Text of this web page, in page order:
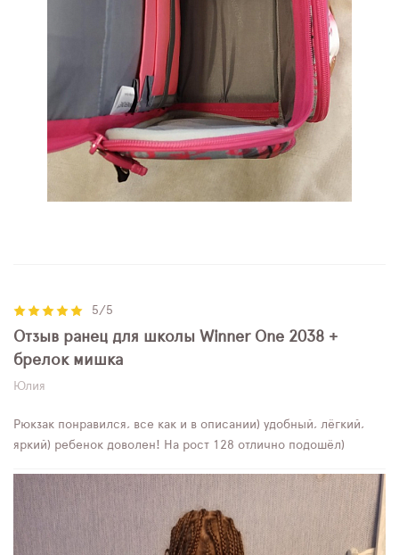
5/5
Отзыв ранец для школы Winner One 2038 +
брелок мишка
Юлия
Рюкзак понравился, все как и в описании) удобный, лёгкий,
яркий) ребенок доволен! На рост 128 отлично подошёл)